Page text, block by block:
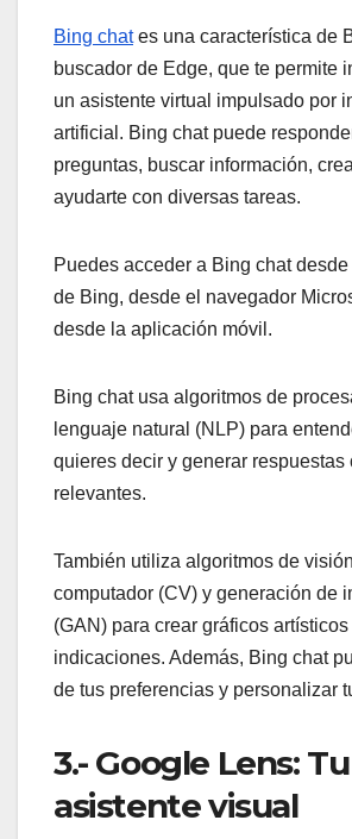
Bing chates una característica de
buscador de Edge, que te permite
un asistente virtual impulsado por
artificial. Bing chat puede
preguntas, buscar información,
ayudarte con diversas tareas.
Puedes acceder a Bing chat
de Bing, desde el navegador
desde la aplicación móvil.
Bing chat usa algoritmos de
lenguaje natural (NLP) para
quieres decir y generar respuestas
relevantes.
También utiliza algoritmos de
computador (CV) y generación de
(GAN) para crear gráficos
indicaciones. Además, Bing chat
de tus preferencias y personalizar
3.- Google Lens: Tu
asistente visual